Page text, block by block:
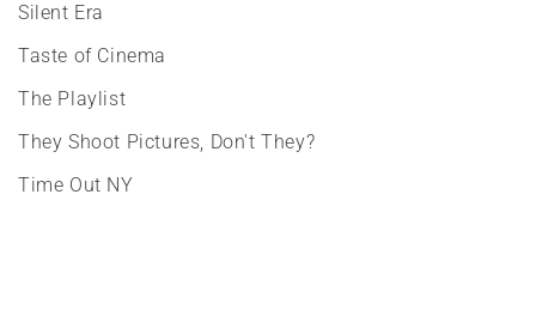
Silent Era
Taste of Cinema
The Playlist
They Shoot Pictures, Don't They?
Time Out NY